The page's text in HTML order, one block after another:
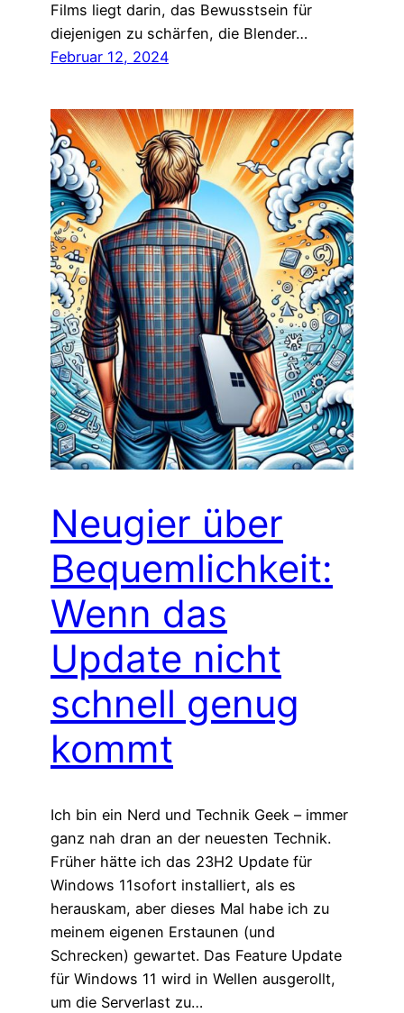
Films liegt darin, das Bewusstsein für
diejenigen zu schärfen, die Blender…
Februar 12, 2024
Neugier über
Bequemlichkeit:
Wenn das
Update nicht
schnell genug
kommt
Ich bin ein Nerd und Technik Geek – immer
ganz nah dran an der neuesten Technik.
Früher hätte ich das 23H2 Update für
Windows 11sofort installiert, als es
herauskam, aber dieses Mal habe ich zu
meinem eigenen Erstaunen (und
Schrecken) gewartet. Das Feature Update
für Windows 11 wird in Wellen ausgerollt,
um die Serverlast zu…